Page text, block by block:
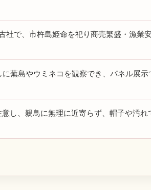
で、市杵島姫命を祀り商売繁盛・漁業
蕪島やウミネコを観察でき、パネル展示
し、親鳥に無理に近寄らず、帽子や汚れ